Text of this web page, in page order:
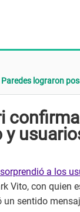
Paredes lograron
a los
Vito, con quien
sentido